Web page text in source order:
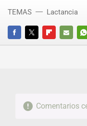
FACEBOOKTWITTERFLIPBOARD
E-
TEMAS Lactancia
Comentarios